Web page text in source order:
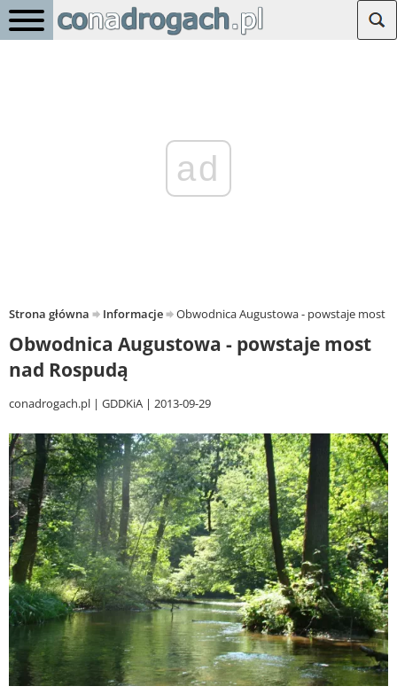
ad
Strona główna Informacje Obwodnica Augustowa - powstaje most
Obwodnica Augustowa - powstaje most
nad Rospudą
conadrogach.pl GDDKiA 2013-09-29